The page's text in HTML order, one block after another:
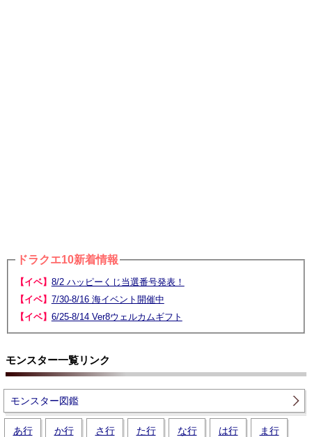
ドラクエ10新着情報
【イベ】 8/2 ハッピーくじ当選番号発表！
【イベ】 7/30-8/16 海イベント開催中
【イベ】 6/25-8/14 Ver8ウェルカムギフト
モンスター一覧リンク
モンスター図鑑
あ行 か行 さ行 た行 な行 は行 ま行